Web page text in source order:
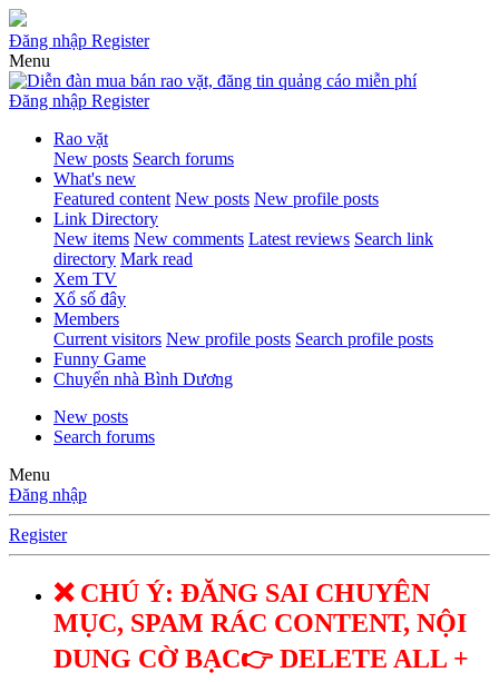
Đăng nhập Register
Menu
Đăng nhập Register
Rao vặt
New posts Search forums
What's new
Featured content New posts New profile posts
Link Directory
New items New comments Latest reviews Search link
directory Mark read
Xem TV
Xổ số đây
Members
Current visitors New profile posts Search profile posts
Funny Game
Chuyển nhà Bình Dương
New posts
Search forums
Menu
Đăng nhập
Register
❌ CHÚ Ý: ĐĂNG SAI CHUYÊN
MỤC, SPAM RÁC CONTENT, NỘI
DUNG CỜ BẠC👉 DELETE ALL +